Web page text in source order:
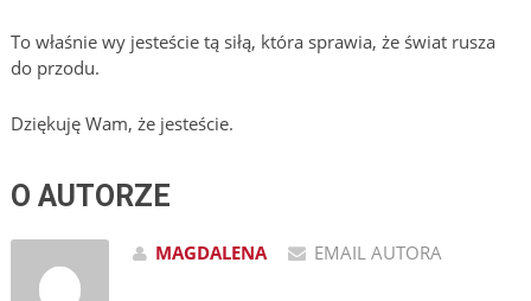
To właśnie wy jesteście tą siłą, która sprawia, że świat rusza
do przodu.
Dziękuję Wam, że jesteście.
O AUTORZE
MAGDALENA EMAIL AUTORA